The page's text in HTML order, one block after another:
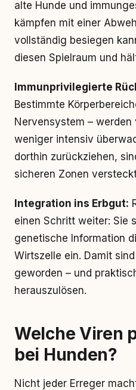
alte Hunde und
kämpfen mit einer
vollständig besiegen
diesen Spielraum und
Immunprivilegierte
Bestimmte
Nervensystem –
weniger intensiv
dorthin zurückziehen,
sicheren Zonen
Integration ins Erbgut:
einen Schritt weiter: Sie
genetische Information
Wirtszelle ein. Damit
geworden – und
herauszulösen.
Welche Viren
bei Hunden?
Nicht jeder Erreger